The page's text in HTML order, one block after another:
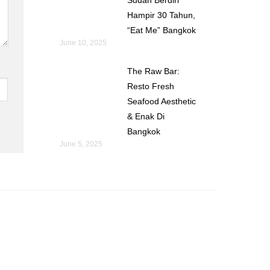
Hampir 30 Tahun,
“Eat Me” Bangkok
June 10, 2025
The Raw Bar:
Resto Fresh
Seafood Aesthetic
& Enak Di
Bangkok
June 5, 2025